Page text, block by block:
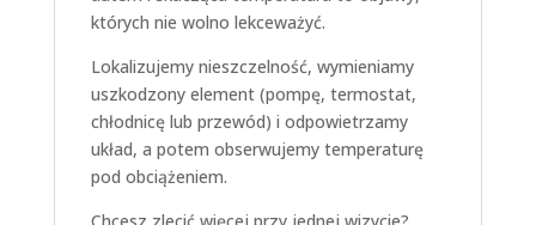
których nie wolno lekceważyć.
Lokalizujemy nieszczelność, wymieniamy
uszkodzony element (pompę, termostat,
chłodnicę lub przewód) i odpowietrzamy
układ, a potem obserwujemy temperaturę
pod obciążeniem.
Chcesz zlecić więcej przy jednej wizycie?